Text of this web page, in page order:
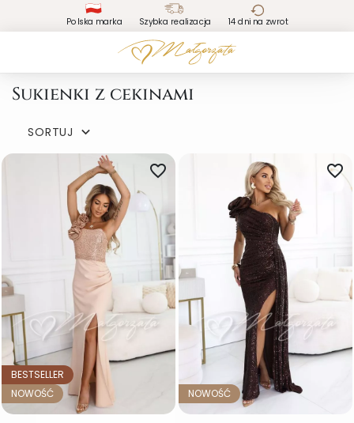
Polska marka Szybka realizacja 14 dni na zwrot
Sukienki z cekinami
SORTUJ 
BESTSELLER
NOWOŚĆ
favorite_border
NOWOŚĆ
favorite_border